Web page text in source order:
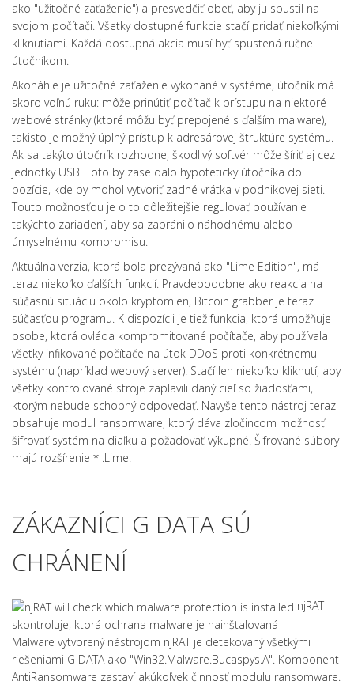
ako "užitočné zaťaženie") a presvedčiť obeť, aby ju spustil na
svojom počítači. Všetky dostupné funkcie stačí pridať niekoľkými
kliknutiami. Každá dostupná akcia musí byť spustená ručne
útočníkom.
Akonáhle je užitočné zaťaženie vykonané v systéme, útočník má
skoro voľnú ruku: môže prinútiť počítač k prístupu na niektoré
webové stránky (ktoré môžu byť prepojené s ďalším malware),
takisto je možný úplný prístup k adresárovej štruktúre systému.
Ak sa takýto útočník rozhodne, škodlivý softvér môže šíriť aj cez
jednotky USB. Toto by zase dalo hypoteticky útočníka do
pozície, kde by mohol vytvoriť zadné vrátka v podnikovej sieti.
Touto možnosťou je o to dôležitejšie regulovať používanie
takýchto zariadení, aby sa zabránilo náhodnému alebo
úmyselnému kompromisu.
Aktuálna verzia, ktorá bola prezývaná ako "Lime Edition", má
teraz niekoľko ďalších funkcií. Pravdepodobne ako reakcia na
súčasnú situáciu okolo kryptomien, Bitcoin grabber je teraz
súčasťou programu. K dispozícii je tiež funkcia, ktorá umožňuje
osobe, ktorá ovláda kompromitované počítače, aby používala
všetky infikované počítače na útok DDoS proti konkrétnemu
systému (napríklad webový server). Stačí len niekoľko kliknutí, aby
všetky kontrolované stroje zaplavili daný cieľ so žiadosťami,
ktorým nebude schopný odpovedať. Navyše tento nástroj teraz
obsahuje modul ransomware, ktorý dáva zločincom možnosť
šifrovať systém na diaľku a požadovať výkupné. Šifrované súbory
majú rozšírenie * .Lime.
ZÁKAZNÍCI G DATA SÚ
CHRÁNENÍ
njRAT
skontroluje, ktorá ochrana malware je nainštalovaná
Malware vytvorený nástrojom njRAT je detekovaný všetkými
riešeniami G DATA ako "Win32.Malware.Bucaspys.A". Komponent
AntiRansomware zastaví akúkoľvek činnosť modulu ransomware.